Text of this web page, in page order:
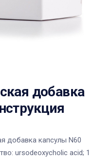
добавка
добавка капсулы N60
ursodeoxycholic acid; 1